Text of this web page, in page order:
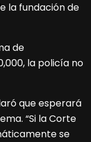
la fundación de
de
la policía no
que esperará
“Si la Corte
se